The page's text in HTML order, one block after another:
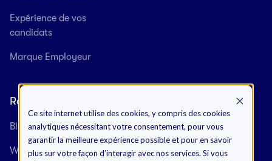
Ce site internet utilise des cookies, y compris des cookies
analytiques nécessitant votre consentement, pour vous
garantir la meilleure expérience possible et pour en savoir
plus sur votre façon d’interagir avec nos services. Si vous
Expérience de vos
candidats
Marque Employeur
Ressources
Blog
Webinaires
Clients
Partenaires